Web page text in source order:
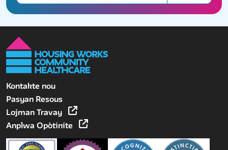
Kontakte nou
Pasyan Resous
Lojman Travay
Anplwa Opòtinite